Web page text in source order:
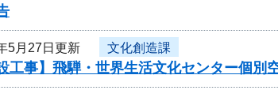
5月27日更新 文化創造課
工事】飛騨・世界生活文化センター個